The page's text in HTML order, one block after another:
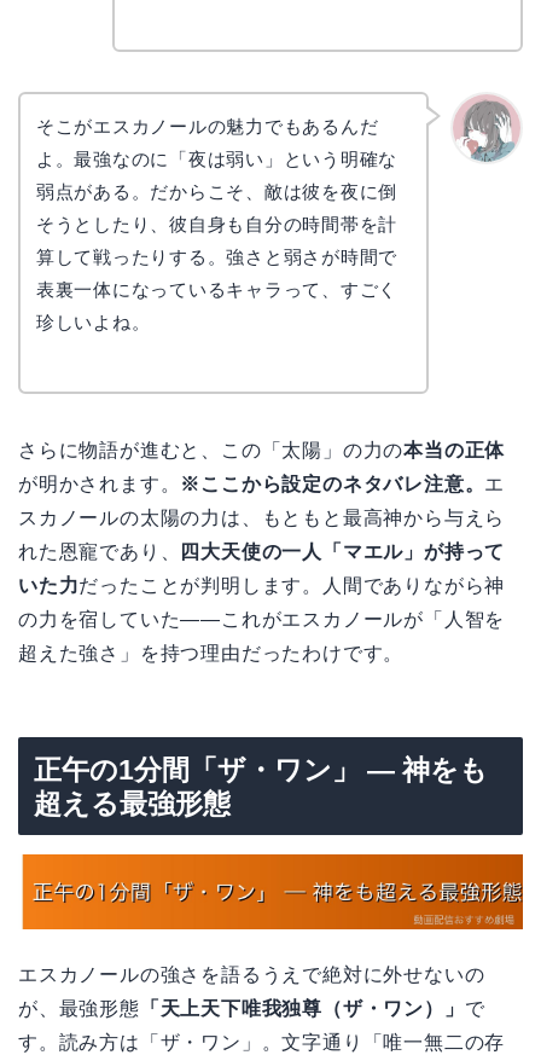
そこがエスカノールの魅力でもあるんだ
よ。最強なのに「夜は弱い」という明確な
弱点がある。だからこそ、敵は彼を夜に倒
そうとしたり、彼自身も自分の時間帯を計
算して戦ったりする。強さと弱さが時間で
表裏一体になっているキャラって、すごく
珍しいよね。
さらに物語が進むと、この「太陽」の力の本当の正体
が明かされます。 ※ここから設定のネタバレ注意。 エ
スカノールの太陽の力は、もともと最高神から与えら
れた恩寵であり、
四大天使の一人「マエル」が持って
いた力だったことが判明します。人間でありながら神
の力を宿していた——これがエスカノールが「人智を
超えた強さ」を持つ理由だったわけです。
正午の1分間「ザ・ワン」 — 神をも
超える最強形態
エスカノールの強さを語るうえで絶対に外せないの
が、最強形態 「天上天下唯我独尊（ザ・ワン）」 で
す。読み方は「ザ・ワン」。文字通り「唯一無二の存